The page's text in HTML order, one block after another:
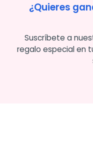
¿Quieres
Suscríbete a
regalo especial en